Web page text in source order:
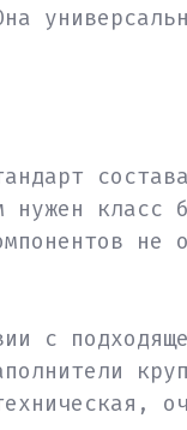
нужен класс
не
с